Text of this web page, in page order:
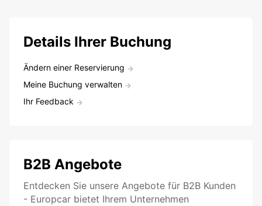
Details Ihrer Buchung
Ändern einer Reservierung
Meine Buchung verwalten
Ihr Feedback
B2B Angebote
Entdecken Sie unsere Angebote für B2B Kunden
- Europcar bietet Ihrem Unternehmen